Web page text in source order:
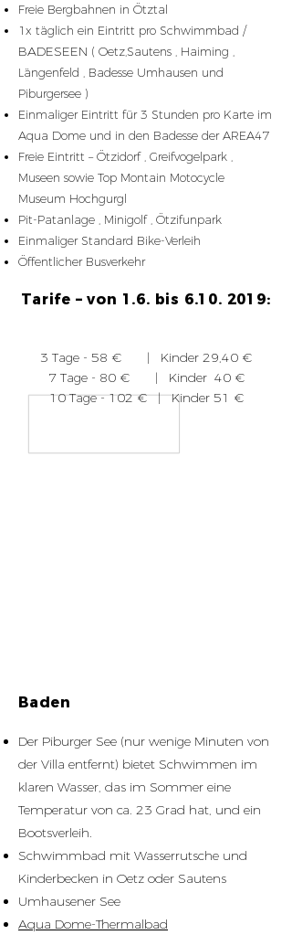
Freie Bergbahnen in Ötztal
1x täglich ein Eintritt pro Schwimmbad /
BADESEEN ( Oetz,Sautens , Haiming ,
Längenfeld , Badesse Umhausen und
Piburgersee )
Einmaliger Eintritt für 3 Stunden pro Karte im
Aqua Dome und in den Badesse der AREA47
Freie Eintritt – Ötzidorf , Greifvogelpark ,
Museen sowie Top Montain Motocycle
Museum Hochgurgl
Pit-Patanlage , Minigolf , Ötzifunpark
Einmaliger Standard Bike-Verleih
Öffentlicher Busverkehr
Tarife – von 1.6. bis 6.10. 2019:
3 Tage - 58 € | Kinder 29,40 €
7 Tage - 80 € | Kinder 40 €
10 Tage - 102 € | Kinder 51 €
Baden
Der Piburger See (nur wenige Minuten von
der Villa entfernt) bietet Schwimmen im
klaren Wasser, das im Sommer eine
Temperatur von ca. 23 Grad hat, und ein
Bootsverleih.
Schwimmbad mit Wasserrutsche und
Kinderbecken in Oetz oder Sautens
Umhausener See
Aqua Dome-Thermalbad